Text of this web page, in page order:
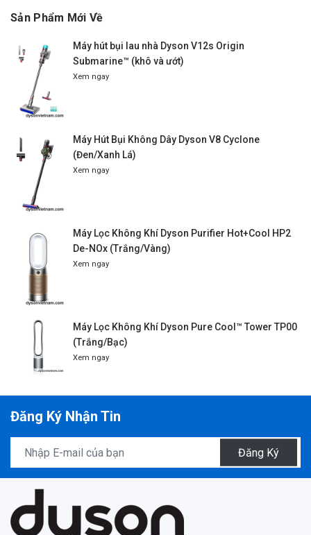
Sản Phẩm Mới Về
Máy hút bụi lau nhà Dyson V12s Origin
Submarine™ (khô và ướt)
Xem ngay
Máy Hút Bụi Không Dây Dyson V8 Cyclone
(Đen/Xanh Lá)
Xem ngay
Máy Lọc Không Khí Dyson Purifier Hot+Cool HP2
De-NOx (Trắng/Vàng)
Xem ngay
Máy Lọc Không Khí Dyson Pure Cool™ Tower TP00
(Trắng/Bạc)
Xem ngay
Đăng Ký Nhận Tin
Đăng Ký